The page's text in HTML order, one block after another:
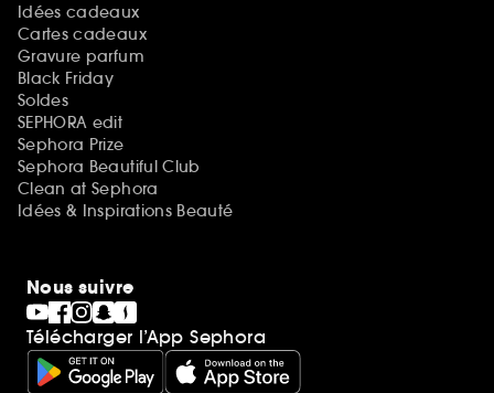
Idées cadeaux
Cartes cadeaux
Gravure parfum
Black Friday
Soldes
SEPHORA edit
Sephora Prize
Sephora Beautiful Club
Clean at Sephora
Idées & Inspirations Beauté
Nous suivre
Télécharger l’App Sephora